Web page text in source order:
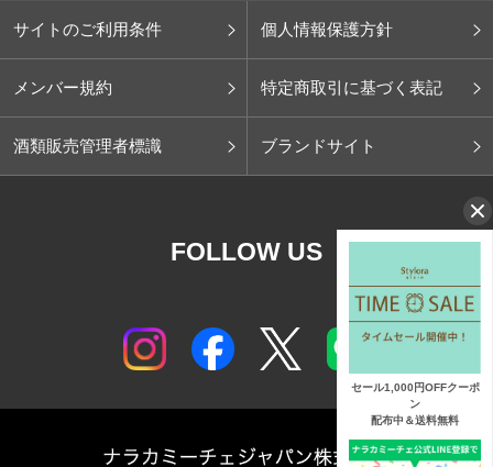
サイトのご利用条件 個人情報保護方針
メンバー規約 特定商取引に基づく表記
酒類販売管理者標識 ブランドサイト
FOLLOW US
セール1,000円OFFクーポ
ン
配布中＆送料無料